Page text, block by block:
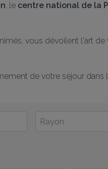
, le centre national de la
vous dévoilent l'art de
de votre séjour